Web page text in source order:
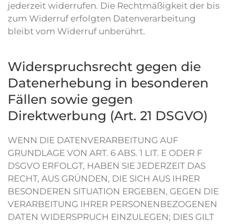
jederzeit widerrufen. Die Rechtmäßigkeit der bis
zum Widerruf erfolgten Datenverarbeitung
bleibt vom Widerruf unberührt.
Widerspruchsrecht gegen die
Datenerhebung in besonderen
Fällen sowie gegen
Direktwerbung (Art. 21 DSGVO)
WENN DIE DATENVERARBEITUNG AUF
GRUNDLAGE VON ART. 6 ABS. 1 LIT. E ODER F
DSGVO ERFOLGT, HABEN SIE JEDERZEIT DAS
RECHT, AUS GRÜNDEN, DIE SICH AUS IHRER
BESONDEREN SITUATION ERGEBEN, GEGEN DIE
VERARBEITUNG IHRER PERSONENBEZOGENEN
DATEN WIDERSPRUCH EINZULEGEN; DIES GILT